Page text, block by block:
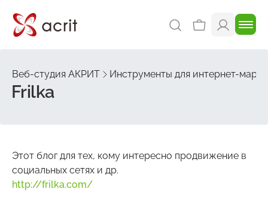
Веб-студия АКРИТ Инструменты для интернет-
Frilka
Этот блог для тех, кому интересно продвижение в
социальных сетях и др.
http://frilka.com/